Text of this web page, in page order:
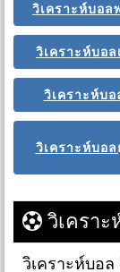
วิเคราะห์บอล
วิเคราะห์บอล
วิเคราะห์บอ
วิเคราะห์บอ
วิเครา
วิเคราะห์บอ